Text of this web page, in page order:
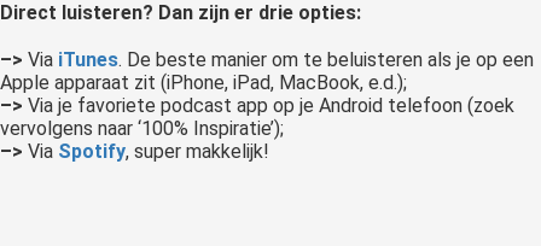
Direct luisteren? Dan zijn er drie opties:
–> Via iTunes. De beste manier om te beluisteren als je op een
Apple apparaat zit (iPhone, iPad, MacBook, e.d.);
–> Via je favoriete podcast app op je Android telefoon (zoek
vervolgens naar ‘100% Inspiratie’);
–> Via Spotify, super makkelijk!